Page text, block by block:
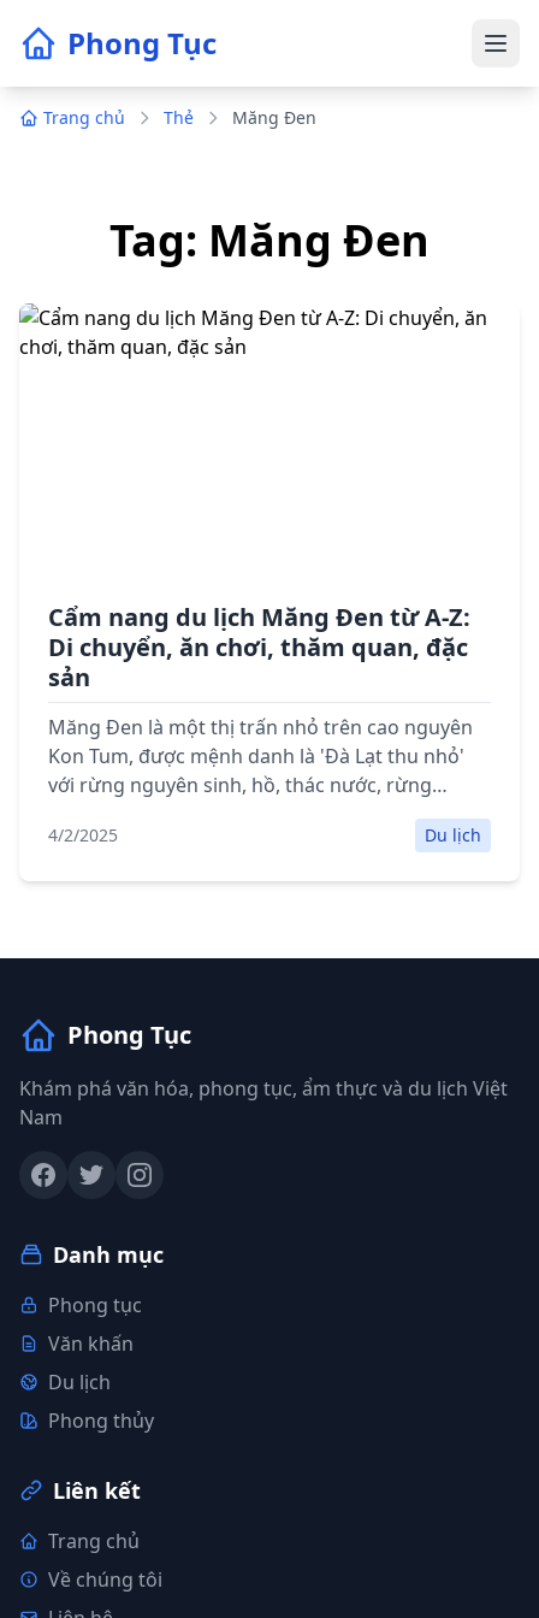
Phong Tục
Trang chủ Thẻ Măng Đen
Tag: Măng Đen
Cẩm nang du lịch Măng Đen từ A-Z:
Di chuyển, ăn chơi, thăm quan, đặc
sản
Măng Đen là một thị trấn nhỏ trên cao nguyên
Kon Tum, được mệnh danh là 'Đà Lạt thu nhỏ'
với rừng nguyên sinh, hồ, thác nước, rừng
thông và khí hậu mát mẻ. Cẩm nang du lịch chi
tiết với thông tin di chuyển, lưu trú, điểm tham
4/2/2025 Du lịch
Phong Tục
Khám phá văn hóa, phong tục, ẩm thực và du lịch Việt
Nam
Danh mục
Phong tục
Văn khấn
Du lịch
Phong thủy
Liên kết
Trang chủ
Về chúng tôi